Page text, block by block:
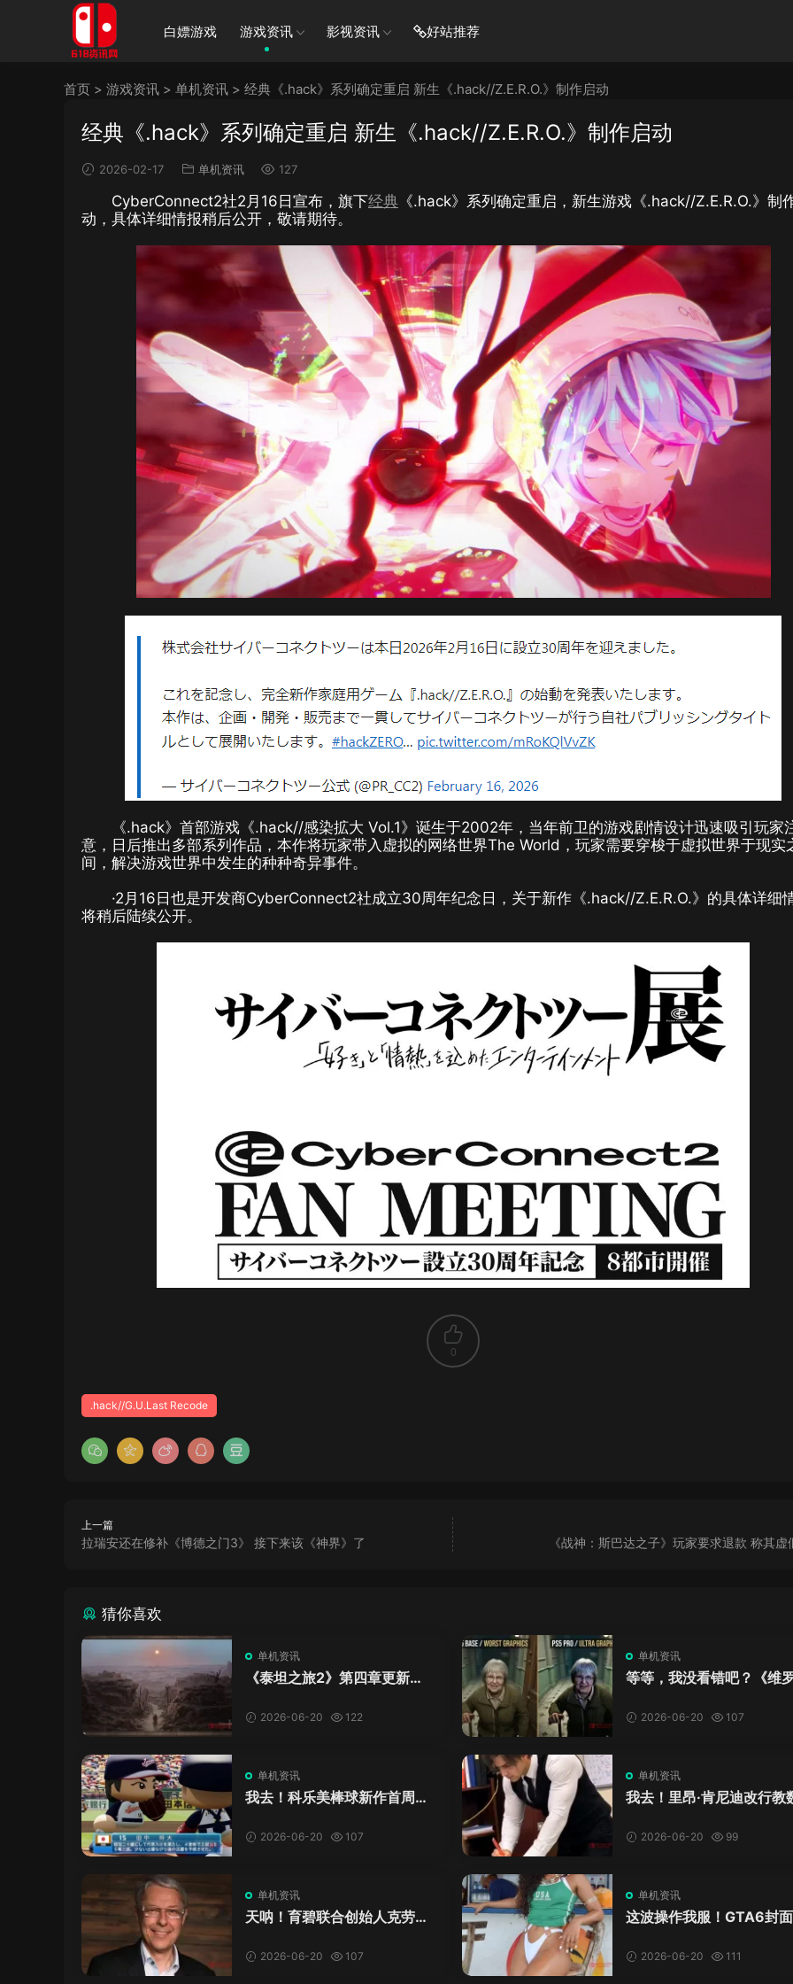
白嫖游戏 游戏资讯 影视资讯 好站推荐
首页 > 游戏资讯 > 单机资讯 > 经典《.hack》系列确定重启 新生《.hack//Z.E.R.O.》制作启动
经典《.hack》系列确定重启 新生《.hack//Z.E.R.O.》制作启动
2026-02-17 单机资讯 127
CyberConnect2社2月16日宣布，旗下经典 《.hack》系列确定重启，新生游戏《.hack//Z.E.R.O.》制
动，具体详细情报稍后公开，敬请期待。
《.hack》首部游戏《.hack//感染拡大 Vol.1》诞生于2002年，当年前卫的游戏剧情设计迅速吸引玩家
意，日后推出多部系列作品，本作将玩家带入虚拟的网络世界The World，玩家需要穿梭于虚拟世界于现实
间，解决游戏世界中发生的种种奇异事件。
·2月16日也是开发商CyberConnect2社成立30周年纪念日，关于新作《.hack//Z.E.R.O.》的具体详细
将稍后陆续公开。
0
.hack//G.U.Last Recode
上一篇
拉瑞安还在修补《博德之门3》 接下来该《神界》了 《战神：斯巴达之子》玩家要求退款 称其虚
猜你喜欢
单机资讯
《泰坦之旅2》第四章更新来
C！2026-06-20 122
单机资讯
等等，我没看错吧？《维
加料？
2026-06-20 107
单机资讯
我去！科乐美棒球新作首周十
口！2026-06-20 107
单机资讯
我去！里昂·肯尼迪改行教
格！2026-06-20 99
单机资讯
天呐！育碧联合创始人克劳德
岁 2026-06-20 107
单机资讯
这波操作我服！GTA6封面
模式又上线了
2026-06-20 111